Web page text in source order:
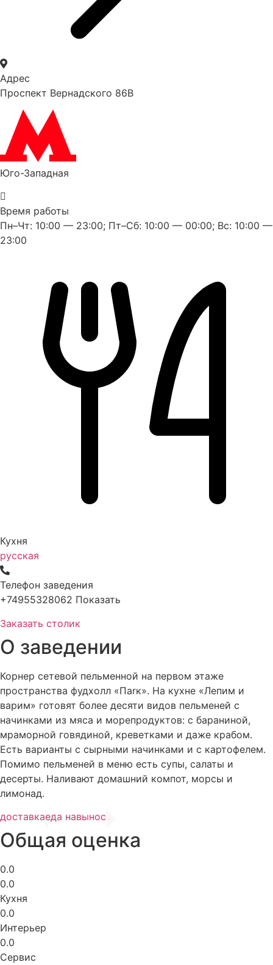
Адрес
Проспект Вернадского 86В
Юго-Западная
Время работы
Пн–Чт: 10:00 — 23:00; Пт–Сб: 10:00 — 00:00; Вс: 10:00 —
23:00
Кухня
русская
Телефон заведения
+74955328062 Показать
Заказать столик
О заведении
Корнер сетевой пельменной на первом этаже
пространства фудхолл «Паrк». На кухне «Лепим и
варим» готовят более десяти видов пельменей с
начинками из мяса и морепродуктов: с бараниной,
мраморной говядиной, креветками и даже крабом.
Есть варианты с сырными начинками и с картофелем.
Помимо пельменей в меню есть супы, салаты и
десерты. Наливают домашний компот, морсы и
лимонад.
доставкаеда навынос
Общая оценка
0.0
0.0
Кухня
0.0
Интерьер
0.0
Сервис